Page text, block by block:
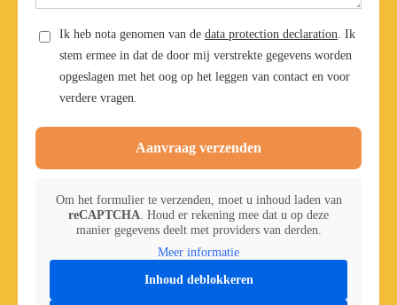
Ik heb nota genomen van de data protection declaration. Ik
stem ermee in dat de door mij verstrekte gegevens worden
opgeslagen met het oog op het leggen van contact en voor
verdere vragen.
Aanvraag verzenden
Om het formulier te verzenden, moet u inhoud laden van
reCAPTCHA. Houd er rekening mee dat u op deze
manier gegevens deelt met providers van derden.
Meer informatie
Inhoud deblokkeren